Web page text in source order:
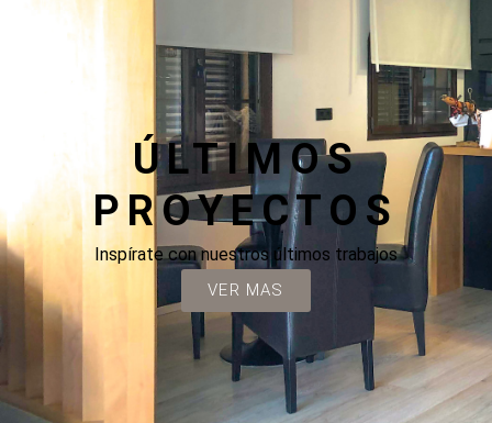
ÚLTIMOS
PROYECTOS
Inspírate con nuestros últimos trabajos
VER MAS